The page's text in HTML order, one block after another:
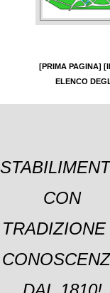
[PRIMA PAGINA]
ELENCO
CON
TRADIZIONE